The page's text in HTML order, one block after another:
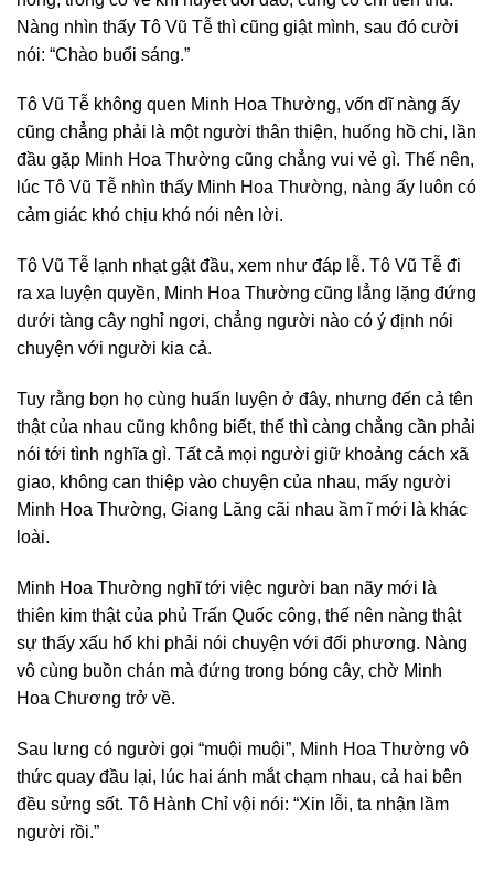
Nàng nhìn thấy Tô Vũ Tễ thì cũng giật mình, sau đó cười
nói: “Chào buổi sáng.”
Tô Vũ Tễ không quen Minh Hoa Thường, vốn dĩ nàng ấy
cũng chẳng phải là một người thân thiện, huống hồ chi, lần
đầu gặp Minh Hoa Thường cũng chẳng vui vẻ gì. Thế nên,
lúc Tô Vũ Tễ nhìn thấy Minh Hoa Thường, nàng ấy luôn có
cảm giác khó chịu khó nói nên lời.
Tô Vũ Tễ lạnh nhạt gật đầu, xem như đáp lễ. Tô Vũ Tễ đi
ra xa luyện quyền, Minh Hoa Thường cũng lẳng lặng đứng
dưới tàng cây nghỉ ngơi, chẳng người nào có ý định nói
chuyện với người kia cả.
Tuy rằng bọn họ cùng huấn luyện ở đây, nhưng đến cả tên
thật của nhau cũng không biết, thế thì càng chẳng cần phải
nói tới tình nghĩa gì. Tất cả mọi người giữ khoảng cách xã
giao, không can thiệp vào chuyện của nhau, mấy người
Minh Hoa Thường, Giang Lăng cãi nhau ầm ĩ mới là khác
loài.
Minh Hoa Thường nghĩ tới việc người ban nãy mới là
thiên kim thật của phủ Trấn Quốc công, thế nên nàng thật
sự thấy xấu hổ khi phải nói chuyện với đối phương. Nàng
vô cùng buồn chán mà đứng trong bóng cây, chờ Minh
Hoa Chương trở về.
Sau lưng có người gọi “muội muội”, Minh Hoa Thường vô
thức quay đầu lại, lúc hai ánh mắt chạm nhau, cả hai bên
đều sửng sốt. Tô Hành Chỉ vội nói: “Xin lỗi, ta nhận lầm
người rồi.”